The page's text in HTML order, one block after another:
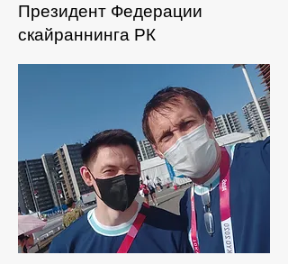
Президент Федерации
скайраннинга РК